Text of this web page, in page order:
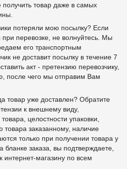
товар даже в самых
потеряли мою посылку? Если
перевозке, не волнуйтесь. Мы
его транспортным
не доставит посылку в течение 7
акт - претензию перевозчику,
после чего мы отправим Вам
товар уже доставлен? Обратите
к внешнему виду,
целостности упаковки,
товара заказанному, наличие
только при получении товара у
бланке заказа, вы подтверждаете,
интернет-магазину по всем